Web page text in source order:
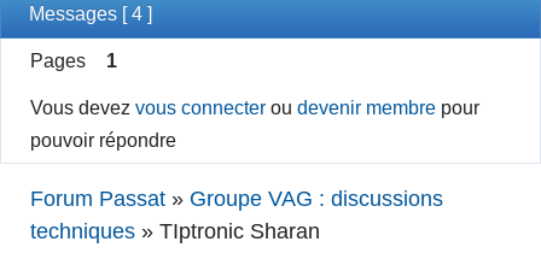
Messages [ 4 ]
Pages 1
Vous devezvous connecter oudevenir membre pour
pouvoir répondre
Forum Passat » Groupe VAG : discussions
techniques »TIptronic Sharan